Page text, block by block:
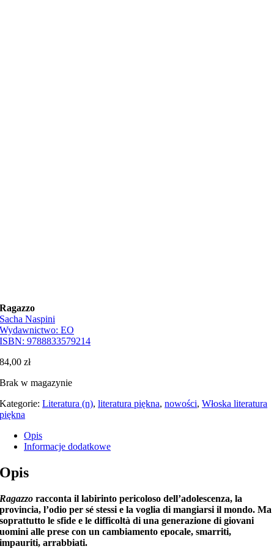
Ragazzo
Sacha Naspini
Wydawnictwo:EO
ISBN:9788833579214
84,00zł
Brak w magazynie
Kategorie:Literatura (n),literatura piękna,nowości,Włoska literatura
piękna
Opis
Informacje dodatkowe
Opis
Ragazzo racconta il labirinto pericoloso dell’adolescenza, la
provincia, l’odio per sé stessi e la voglia di mangiarsi il mondo. Ma
soprattutto le sfide e le difficoltà di una generazione di giovani
uomini alle prese con un cambiamento epocale, smarriti,
impauriti, arrabbiati.